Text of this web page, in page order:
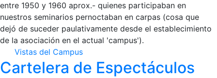
entre 1950 y 1960 aprox.- quienes participaban en
nuestros seminarios pernoctaban en carpas (cosa que
dejó de suceder paulativamente desde el establecimiento
de la asociación en el actual 'campus').
Vistas del Campus
Cartelera de Espectáculos